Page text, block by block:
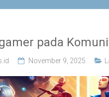
pada
November 9, 2025